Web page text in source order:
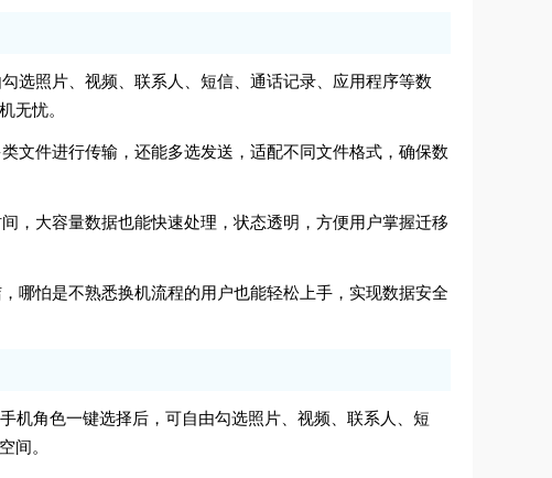
选照片、视频、联系人、短信、通话记录、应用程序等数
无忧。
文件进行传输，还能多选发送，适配不同文件格式，确保数
，大容量数据也能快速处理，状态透明，方便用户掌握迁移
哪怕是不熟悉换机流程的用户也能轻松上手，实现数据安全
机角色一键选择后，可自由勾选照片、视频、联系人、短
间。